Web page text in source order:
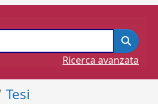
Ricerca avanzata
Tesi